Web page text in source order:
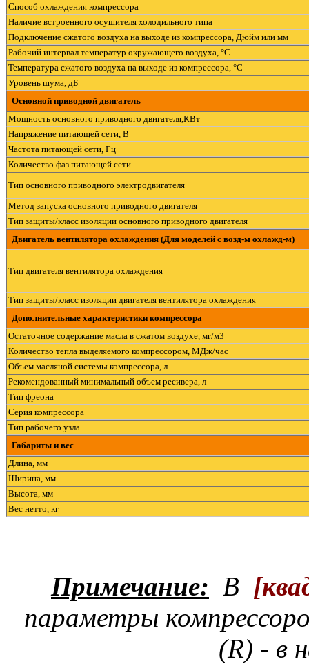
Способ охлаждения компрессора
Наличие встроенного осушителя холодильного типа
Подключение сжатого воздуха на выходе из компрессора, Дюйм или мм
Рабочий интервал температур окружающего воздуха, °С
Температура сжатого воздуха на выходе из компрессора, °С
Уровень шума, дБ
Основной приводной двигатель
Мощность основного приводного двигателя,КВт
Напряжение питающей сети, В
Частота питающей сети, Гц
Количество фаз питающей сети
Тип основного приводного электродвигателя
Метод запуска основного приводного двигателя
Тип защиты/класс изоляции основного приводного двигателя
Двигатель вентилятора охлаждения (Для моделей с возд-м охлажд-м)
Тип двигателя вентилятора охлаждения
Тип защиты/класс изоляции двигателя вентилятора охлаждения
Дополнительные характеристики компрессора
Остаточное содержание масла в сжатом воздухе, мг/м3
Количество тепла выделяемого компрессором, МДж/час
Объем масляной системы компрессора, л
Рекомендованный минимальный объем ресивера, л
Тип фреона
Серия компрессора
Тип рабочего узла
Габариты и вес
Длина, мм
Ширина, мм
Высота, мм
Вес нетто, кг
Примечание: В [
параметры
(R) - в